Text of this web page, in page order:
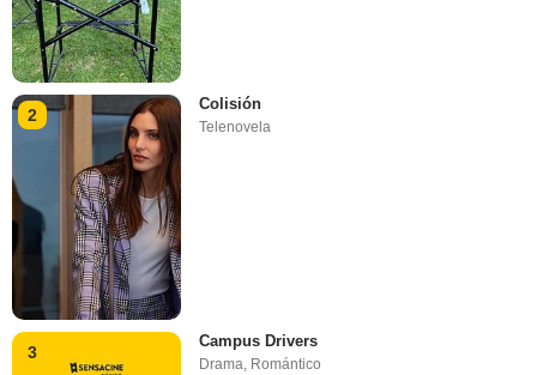
2
Colisión
Telenovela
3
Campus Drivers
Drama, Romántico